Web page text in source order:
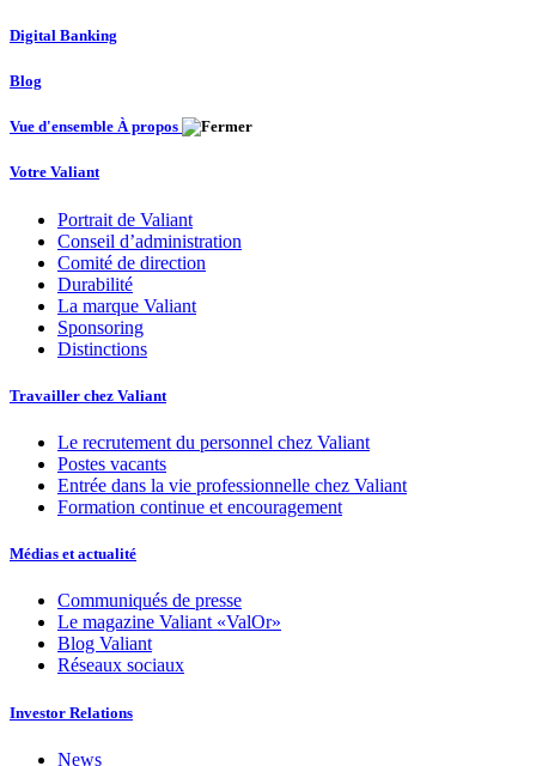
Digital Banking
Blog
Vue d'ensemble À propos
Votre Valiant
Portrait de Valiant
Conseil d’administration
Comité de direction
Durabilité
La marque Valiant
Sponsoring
Distinctions
Travailler chez Valiant
Le recrutement du personnel chez Valiant
Postes vacants
Entrée dans la vie professionnelle chez Valiant
Formation continue et encouragement
Médias et actualité
Communiqués de presse
Le magazine Valiant «ValOr»
Blog Valiant
Réseaux sociaux
Investor Relations
News